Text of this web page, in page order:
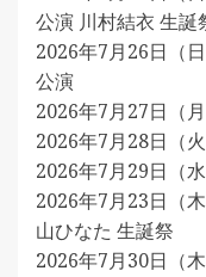
公演 川村結衣 生誕
2026年7月26日（
公演
2026年7月27日（
2026年7月28日（
2026年7月29日（
2026年7月23日（
山ひなた 生誕祭
2026年7月30日（